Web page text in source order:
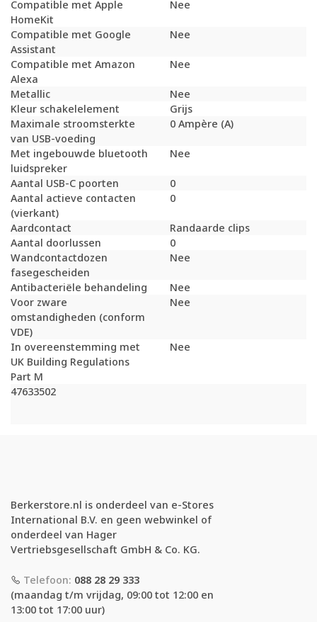
Compatible met Apple
HomeKit
Nee
Compatible met Google
Assistant
Nee
Compatible met Amazon
Alexa
Nee
Metallic
Nee
Kleur schakelelement
Grijs
Maximale stroomsterkte
van USB-voeding
0 Ampère (A)
Met ingebouwde bluetooth
luidspreker
Nee
Aantal USB-C poorten
0
Aantal actieve contacten
(vierkant)
0
Aardcontact
Randaarde clips
Aantal doorlussen
0
Wandcontactdozen
fasegescheiden
Nee
Antibacteriële behandeling
Nee
Voor zware
omstandigheden (conform
VDE)
Nee
In overeenstemming met
UK Building Regulations
Part M
Nee
47633502
Berkerstore.nl is onderdeel van e-Stores
International B.V. en geen webwinkel of
onderdeel van Hager
Vertriebsgesellschaft GmbH & Co. KG.
Telefoon: 088 28 29 333
(maandag t/m vrijdag, 09:00 tot 12:00 en
13:00 tot 17:00 uur)